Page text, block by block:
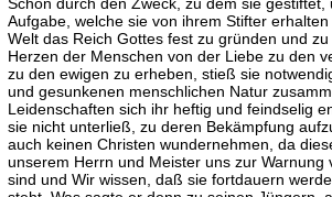
Aufgabe, welche sie von ihrem Stifter
Welt das Reich Gottes fest zu gründen und
Herzen der Menschen von der Liebe zu den
zu den ewigen zu erheben, stieß sie
und gesunkenen menschlichen Natur
Leidenschaften sich ihr heftig und feindselig
sie nicht unterließ, zu deren Bekämpfung
auch keinen Christen wundernehmen, da
unserem Herrn und Meister uns zur Warnung
sind und Wir wissen, daß sie fortdauern